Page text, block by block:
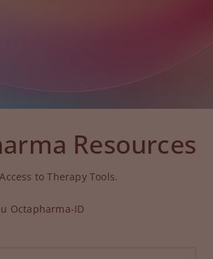
Resources
to Therapy Tools.
Octapharma-ID